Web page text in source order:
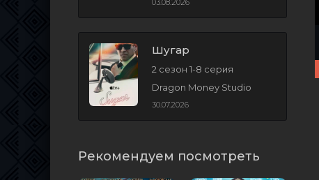
03.08.2026
Шугар
2 сезон 1-8 серия
Dragon Money Studio
30.07.2026
Рекомендуем посмотреть